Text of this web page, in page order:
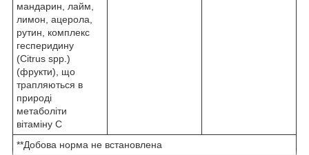
мандарин, лайм,
лимон, ацерола,
рутин, комплекс
гесперидину
(Citrus spp.)
(фрукти), що
трапляються в
природі
метаболіти
вітаміну С
**Добова норма не встановлена